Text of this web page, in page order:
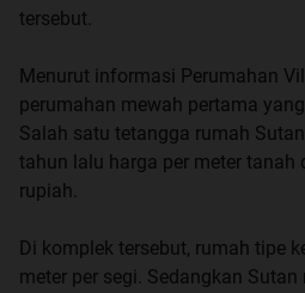
tersebut.
Menurut informasi Perumahan
perumahan mewah pertama
Salah satu tetangga rumah
tahun lalu harga per meter tanah
rupiah.
Di komplek tersebut, rumah tipe
meter per segi. Sedangkan